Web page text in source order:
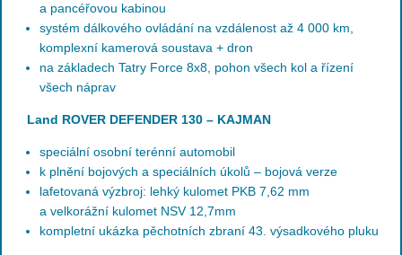
a pancéřovou kabinou
systém dálkového ovládání na vzdálenost až 4 000 km,
komplexní kamerová soustava + dron
na základech Tatry Force 8x8, pohon všech kol a řízení
všech náprav
Land ROVER DEFENDER 130 – KAJMAN
speciální osobní terénní automobil
k plnění bojových a speciálních úkolů – bojová verze
lafetovaná výzbroj: lehký kulomet PKB 7,62 mm
a velkorážní kulomet NSV 12,7mm
kompletní ukázka pěchotních zbraní 43. výsadkového pluku